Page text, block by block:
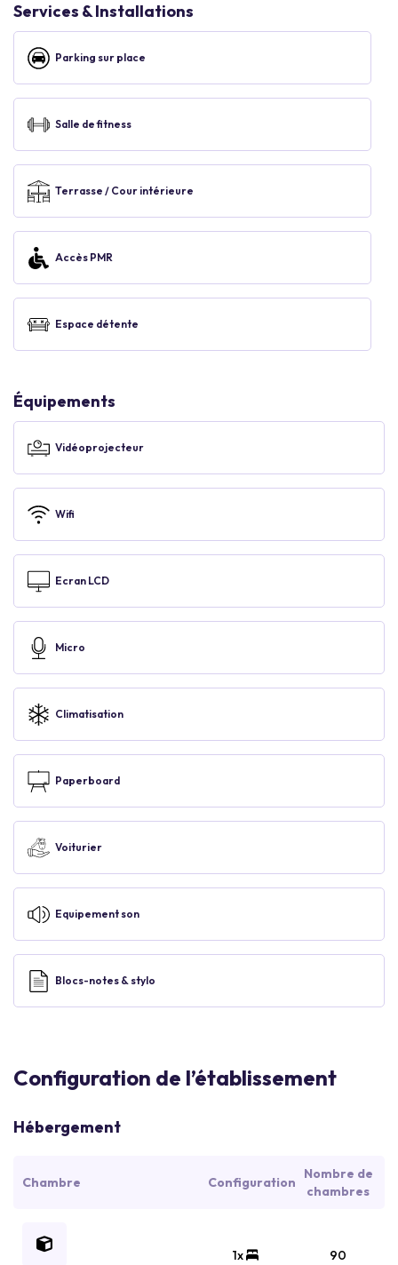
Services & Installations
Parking sur place
Salle de fitness
Terrasse / Cour intérieure
Accès PMR
Espace détente
Équipements
Vidéoprojecteur
Wifi
Ecran LCD
Micro
Climatisation
Paperboard
Voiturier
Equipement son
Blocs-notes & stylo
Configuration de l’établissement
Hébergement
Chambre Configuration
Nombre de
chambres
1x 90